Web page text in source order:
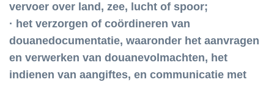
vervoer over land, zee, lucht of spoor;
· het verzorgen of coördineren van
douanedocumentatie, waaronder het aanvragen
en verwerken van douanevolmachten, het
indienen van aangiftes, en communicatie met